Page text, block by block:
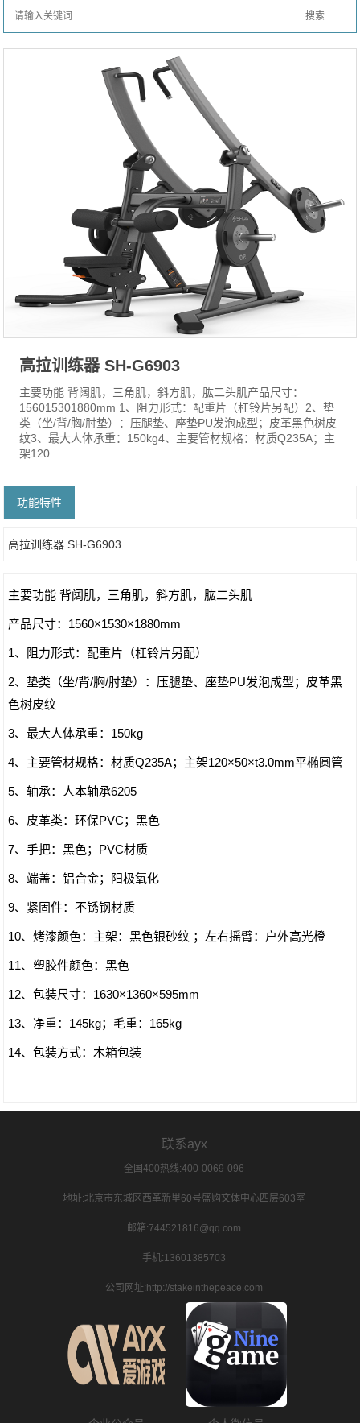
高拉训练器 SH-G6903
主要功能 背阔肌，三角肌，斜方肌，肱二头肌产品尺寸：
156015301880mm 1、阻力形式：配重片（杠铃片另配）2、垫
类（坐/背/胸/肘垫）：压腿垫、座垫PU发泡成型；皮革黑色树皮
纹3、最大人体承重：150kg4、主要管材规格：材质Q235A；主
架120
功能特性
高拉训练器 SH-G6903
主要功能 背阔肌，三角肌，斜方肌，肱二头肌
产品尺寸：1560×1530×1880mm
1、阻力形式：配重片（杠铃片另配）
2、垫类（坐/背/胸/肘垫）：压腿垫、座垫PU发泡成型；皮革黑
色树皮纹
3、最大人体承重：150kg
4、主要管材规格：材质Q235A；主架120×50×t3.0mm平椭圆管
5、轴承：人本轴承6205
6、皮革类：环保PVC；黑色
7、手把：黑色；PVC材质
8、端盖：铝合金；阳极氧化
9、紧固件：不锈钢材质
10、烤漆颜色：主架：黑色银砂纹 ；左右摇臂：户外高光橙
11、塑胶件颜色：黑色
12、包装尺寸：1630×1360×595mm
13、净重：145kg；毛重：165kg
14、包装方式：木箱包装
联系ayx
全国400热线:400-0069-096
地址:北京市东城区西革新里60号盛购文体中心四层603室
邮箱:744521816@qq.com
手机:13601385703
公司网址:http://stakeinthepeace.com